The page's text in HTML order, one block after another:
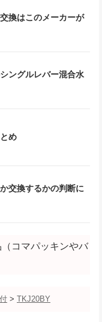
換はこのメーカーが
ングルレバー混合水
め
交換するかの判断に
コマパッキンやバ
> TKJ20BY